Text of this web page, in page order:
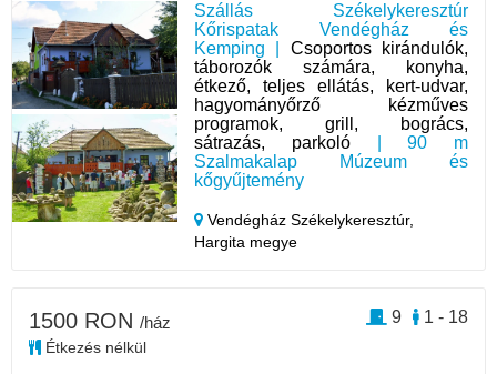
Szállás Székelykeresztúr
Kőrispatak Vendégház és
Kemping | Csoportos kirándulók,
táborozók számára, konyha,
étkező, teljes ellátás, kert-udvar,
hagyományőrző kézműves
programok, grill, bogrács,
sátrazás, parkoló| 90 m
Szalmakalap Múzeum és
kőgyűjtemény
Vendégház Székelykeresztúr,
Hargita megye
1500 RON /ház
Étkezés nélkül
1 - 18
9